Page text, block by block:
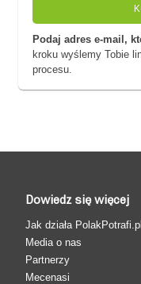
Podaj adres e-mail,
kroku wyślemy Tobie
procesu.
Dowiedz się więcej
Jak działa PolakPotrafi.pl
Media o nas
Partnerzy
Mecenasi